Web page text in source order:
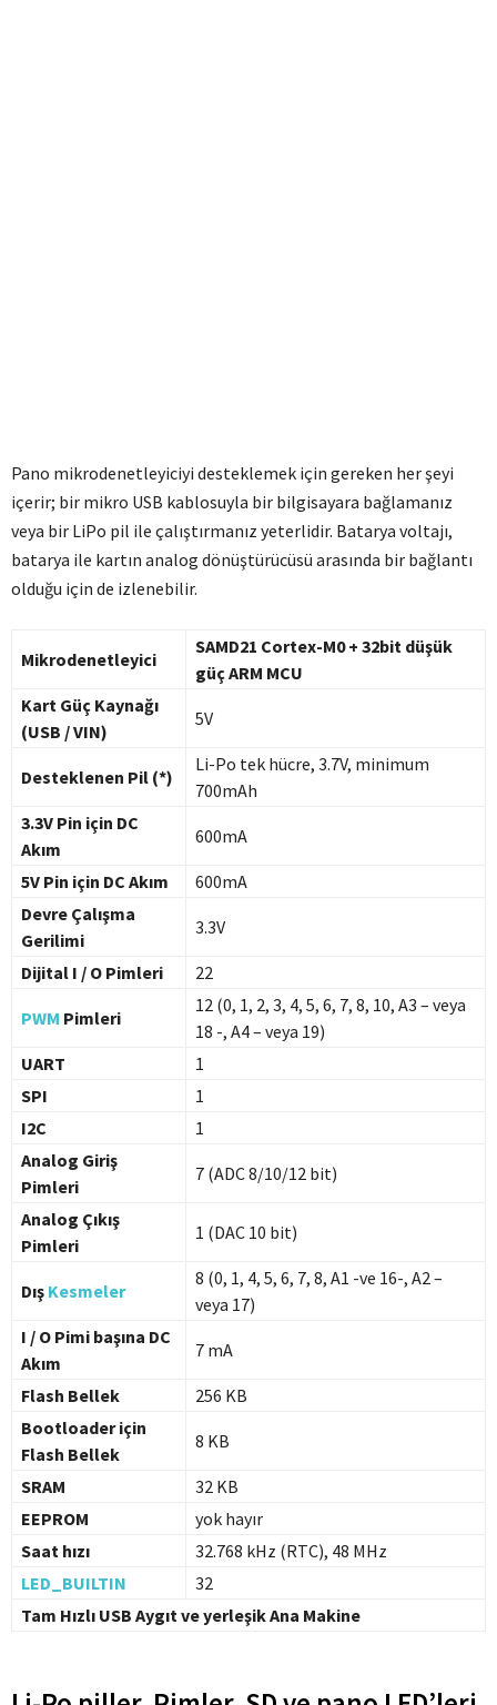
Pano mikrodenetleyiciyi desteklemek için gereken her şeyi
içerir; bir mikro USB kablosuyla bir bilgisayara bağlamanız
veya bir LiPo pil ile çalıştırmanız yeterlidir. Batarya voltajı,
batarya ile kartın analog dönüştürücüsü arasında bir bağlantı
olduğu için de izlenebilir.
Mikrodenetleyici
SAMD21 Cortex-M0 + 32bit düşük
güç ARM MCU
Kart Güç Kaynağı
(USB / VIN)
5V
Desteklenen Pil (*)
Li-Po tek hücre, 3.7V, minimum
700mAh
3.3V Pin için DC
Akım
600mA
5V Pin için DC Akım
600mA
Devre Çalışma
Gerilimi
3.3V
Dijital I / O Pimleri 22
PWM Pimleri
12 (0, 1, 2, 3, 4, 5, 6, 7, 8, 10, A3 – veya
18 -, A4 – veya 19)
UART
1
SPI
1
I2C
1
Analog Giriş
Pimleri
7 (ADC 8/10/12 bit)
Analog Çıkış
Pimleri
1 (DAC 10 bit)
Dış Kesmeler
8 (0, 1, 4, 5, 6, 7, 8, A1 -ve 16-, A2 –
veya 17)
I / O Pimi başına DC
Akım
7 mA
Flash Bellek
256 KB
Bootloader için
Flash Bellek
8 KB
SRAM
32 KB
EEPROM
yok hayır
Saat hızı
32.768 kHz (RTC), 48 MHz
LED_BUILTIN
32
Tam Hızlı USB Aygıt ve yerleşik Ana Makine